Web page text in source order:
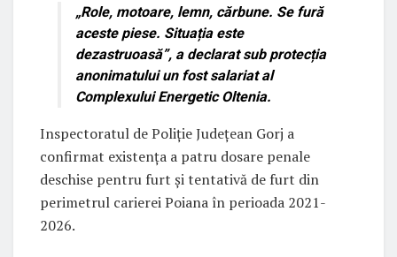
„Role, motoare, lemn, cărbune. Se fură
aceste piese. Situația este
dezastruoasă”, a declarat sub protecția
anonimatului un fost salariat al
Complexului Energetic Oltenia.
Inspectoratul de Poliție Județean Gorj a
confirmat existența a patru dosare penale
deschise pentru furt și tentativă de furt din
perimetrul carierei Poiana în perioada 2021-
2026.